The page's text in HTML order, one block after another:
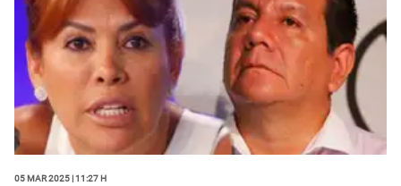
05 Mar 2025 | 11:27 h